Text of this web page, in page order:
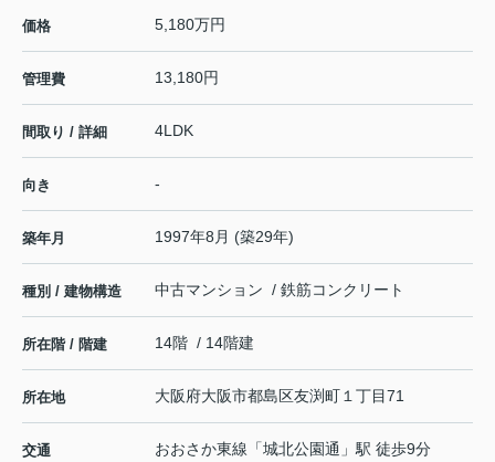
価格 5,180万円
管理費 13,180円
間取り / 詳細 4LDK
向き -
築年月 1997年8月 (築29年)
種別 / 建物構造 中古マンション / 鉄筋コンクリート
所在階 / 階建 14階 / 14階建
所在地 大阪府大阪市都島区友渕町 １丁目71
交通 おおさか東線 「城北公園通 」駅 徒歩9分